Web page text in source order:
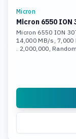
Micron
Micron 6550 ION
Micron 6550 ION
14,000 MB/s, 7,000
2,000,000,